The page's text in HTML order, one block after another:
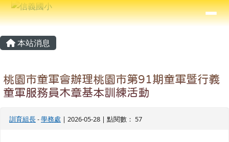
跳至主內容區
信義國小
⏸
導覽列
主內容區域
本站消息
桃園市童軍會辦理桃園市第91期童軍暨行義
童軍服務員木章基本訓練活動
訓育組長-學務處 | 2026-05-28 | 點閱數： 57
頁尾區域